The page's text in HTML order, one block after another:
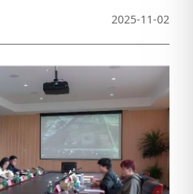
区的温度，源于每一次真诚的互动
聚焦一线运营服务岗位，通过系统
升员工的服务意识、业务技能与应
理念
2025-11-02